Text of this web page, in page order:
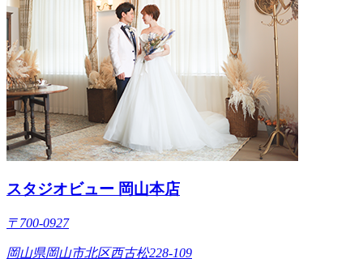
スタジオビュー 岡山本店
〒700-0927
岡山県岡山市北区西古松228-109